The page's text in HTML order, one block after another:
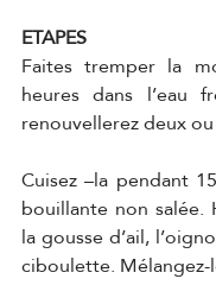
ETAPES
Faites tremper la
heures dans l’eau
renouvellerez deux
Cuisez –la pendant
bouillante non salée.
la gousse d’ail,
ciboulette. Mélangez-